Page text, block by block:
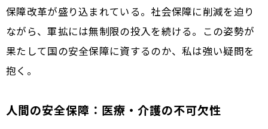
保障改革が盛り込まれている。社会保障に削減を迫り
ながら、軍拡には無制限の投入を続ける。この姿勢が
果たして国の安全保障に資するのか、私は強い疑問を
抱く。
人間の安全保障：医療・介護の不可欠性